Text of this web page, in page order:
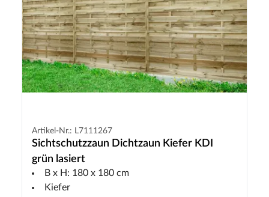
Artikel-Nr.: L7111267
Sichtschutzzaun Dichtzaun Kiefer KDI
grün lasiert
B x H: 180 x 180 cm
Kiefer